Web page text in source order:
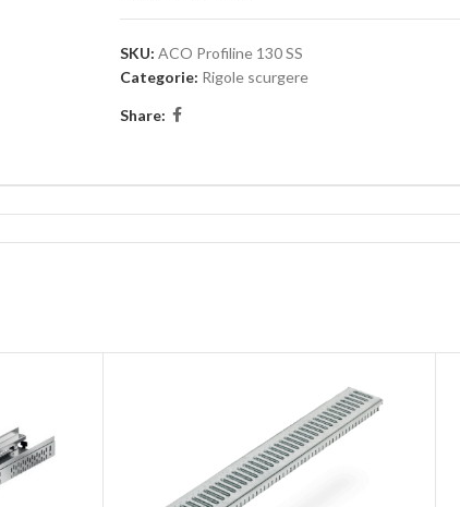
SKU: ACO Profiline 130 SS
Categorie: Rigole scurgere
Share: